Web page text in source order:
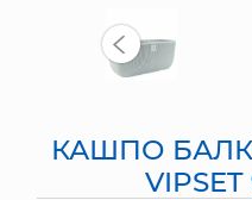
КАШПО